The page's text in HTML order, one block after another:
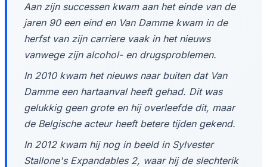
Aan zijn successen kwam aan het einde van de
jaren 90 een eind en Van Damme kwam in de
herfst van zijn carriere vaak in het nieuws
vanwege zijn alcohol- en drugsproblemen.
In 2010 kwam het nieuws naar buiten dat Van
Damme een hartaanval heeft gehad. Dit was
gelukkig geen grote en hij overleefde dit, maar
de Belgische acteur heeft betere tijden gekend.
In 2012 kwam hij nog in beeld in Sylvester
Stallone's Expandables 2, waar hij de slechterik